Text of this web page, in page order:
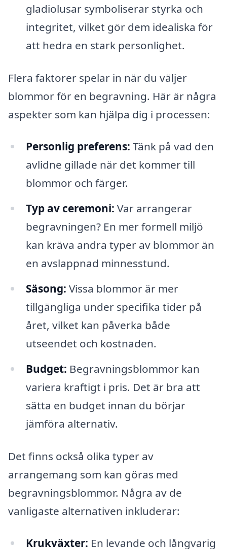
gladiolusar symboliserar styrka och
integritet, vilket gör dem idealiska för
att hedra en stark personlighet.
Flera faktorer spelar in när du väljer
blommor för en begravning. Här är några
aspekter som kan hjälpa dig i processen:
Personlig preferens: Tänk på vad den
avlidne gillade när det kommer till
blommor och färger.
Typ av ceremoni: Var arrangerar
begravningen? En mer formell miljö
kan kräva andra typer av blommor än
en avslappnad minnesstund.
Säsong: Vissa blommor är mer
tillgängliga under specifika tider på
året, vilket kan påverka både
utseendet och kostnaden.
Budget: Begravningsblommor kan
variera kraftigt i pris. Det är bra att
sätta en budget innan du börjar
jämföra alternativ.
Det finns också olika typer av
arrangemang som kan göras med
begravningsblommor. Några av de
vanligaste alternativen inkluderar:
Krukväxter: En levande och långvarig